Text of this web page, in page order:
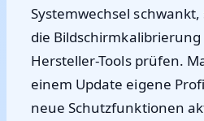
Systemwechsel
die
Hersteller-Tools prüfen.
einem Update eigene
neue Schutzfunktionen